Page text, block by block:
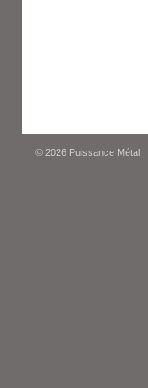
© 2026 Puissance Métal |